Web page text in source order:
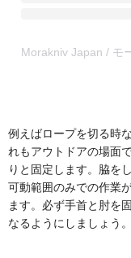
例えばロープを切る時
れもアウトドアの場面
りと固定します。脇を
可動範囲のみでの作業
ます。必ず手首と肘を
なるようにしましょう。